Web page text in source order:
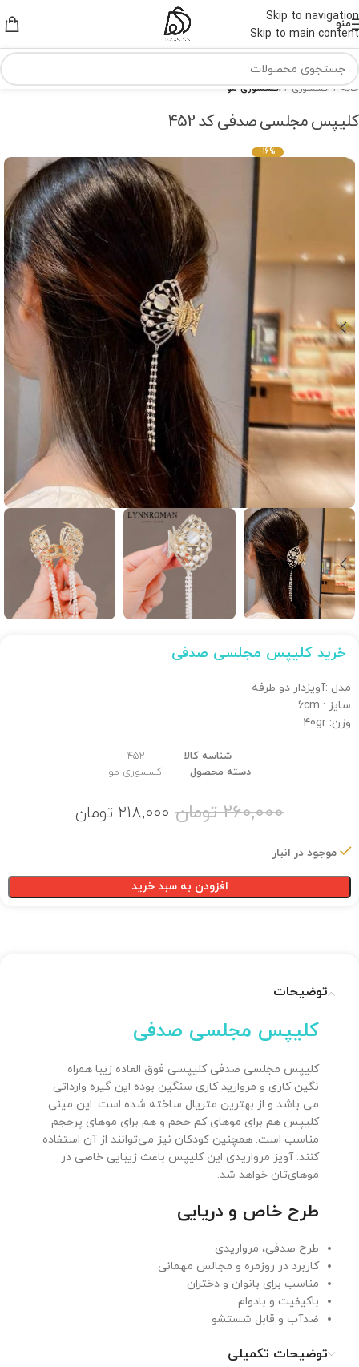
Skip to navigation
Skip to main content
منو
خانه اکسسوری اکسسوری مو
کلیپس مجلسی صدفی کد 452
-16%
خرید کلیپس مجلسی صدفی
مدل :آویزدار دو طرفه
سایز : 6cm
وزن: 40gr
شناسه کالا
452
دسته محصول
اکسسوری مو
260,000 تومان 218,000 تومان
موجود در انبار
افزودن به سبد خرید
توضیحات
کلیپس مجلسی صدفی
کلیپس مجلسی صدفی کلیپسی فوق العاده زیبا همراه
نگین کاری و مروارید کاری سنگین بوده این گیره وارداتی
می باشد و از بهترین متریال ساخته شده است. این مینی
کلیپس هم برای موهای کم حجم و هم برای موهای پرحجم
مناسب است. همچنین کودکان نیز می‌توانند از آن استفاده
کنند. آویز مرواریدی این کلیپس باعث زیبایی خاصی در
موهای‌تان خواهد شد.
طرح خاص و دریایی
طرح صدفی، مرواریدی
کاربرد در روزمره و مجالس مهمانی
مناسب برای بانوان و دختران
باکیفیت و بادوام
ضدآب و قابل شستشو
توضیحات تکمیلی